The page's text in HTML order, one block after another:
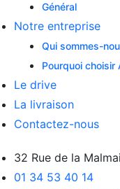
Général
Notre entreprise
Qui sommes-
Pourquoi choisir
Le drive
La livraison
Contactez-nous
32 Rue de la
01 34 53 40 14